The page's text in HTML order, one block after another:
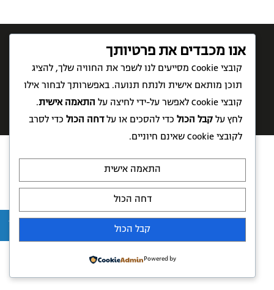
תקנון רכישת מוצרים תקנון אתר
פיתוח אתר:אתר בניה
אנו מכבדים את פרטיותך
קובצי Cookie מסייעים לנו לשפר את החוויה שלך, להציג
תוכן מותאם אישית ולנתח תנועה. באפשרותך לבחור אילו
קובצי Cookie לאפשר על-ידי לחיצה על
התאמה אישית.
לחץ על קבל הכולכדי להסכים או עלדחה הכולכדי לסרב
לקובצי Cookie שאינם חיוניים.
התאמה אישית
דחה הכול
קבל הכול
Powered by